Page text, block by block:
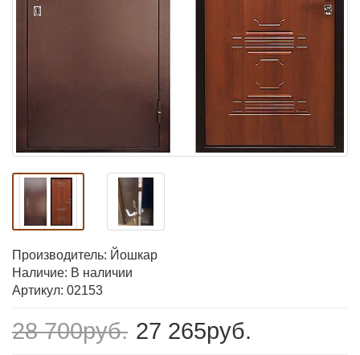
Производитель: Йошкар
Наличие: В наличии
Артикул: 02153
28 700руб. 27 265руб.